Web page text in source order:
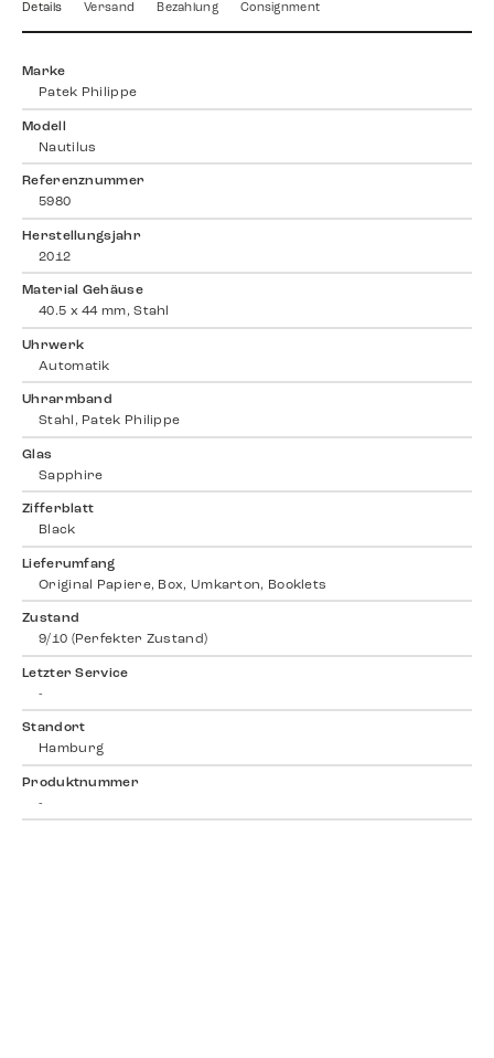
Details Versand Bezahlung Consignment
Marke
Patek Philippe
Modell
Nautilus
Referenznummer
5980
Herstellungsjahr
2012
Material Gehäuse
40.5 x 44 mm, Stahl
Uhrwerk
Automatik
Uhrarmband
Stahl, Patek Philippe
Glas
Sapphire
Zifferblatt
Black
Lieferumfang
Original Papiere, Box, Umkarton, Booklets
Zustand
9/10 (Perfekter Zustand)
Letzter Service
-
Standort
Hamburg
Produktnummer
-